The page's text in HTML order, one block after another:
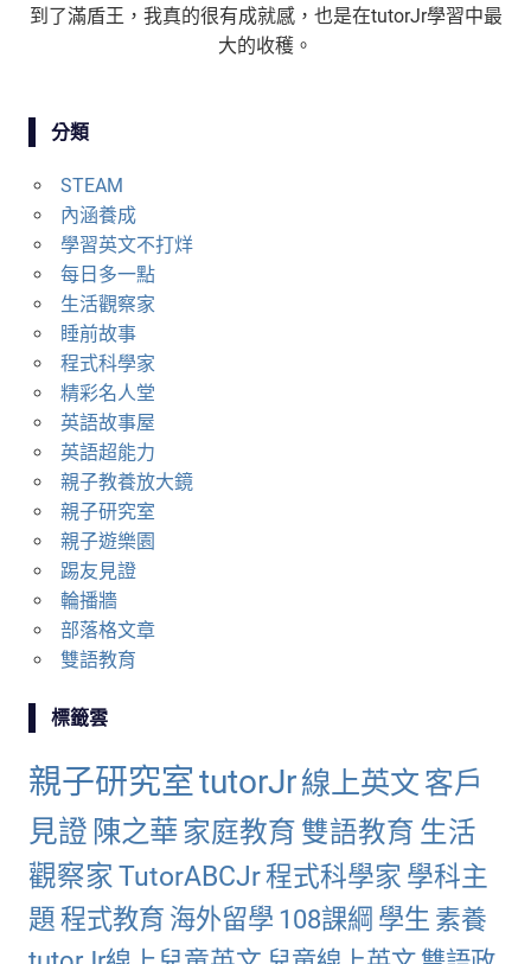
到了滿盾王，我真的很有成就感，也是在tutorJr學習中最
大的收穫。
分類
STEAM
內涵養成
學習英文不打烊
每日多一點
生活觀察家
睡前故事
程式科學家
精彩名人堂
英語故事屋
英語超能力
親子教養放大鏡
親子研究室
親子遊樂園
踢友見證
輪播牆
部落格文章
雙語教育
標籤雲
親子研究室tutorJr線上英文 客戶
見證 陳之華 家庭教育 雙語教育 生活
觀察家 TutorABCJr程式科學家 學科主
題程式教育 海外留學 108課綱 學生 素養